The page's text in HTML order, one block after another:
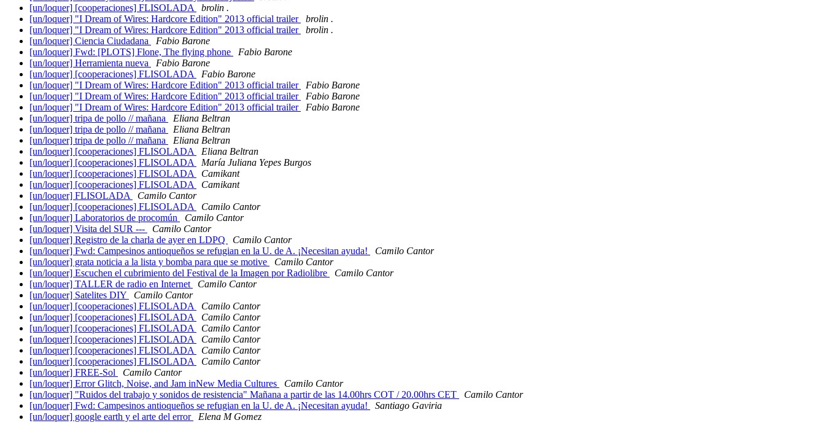
[un/loquer] [cooperaciones] FLISOLADA
brolin .
[un/loquer] "I Dream of Wires: Hardcore Edition" 2013 official trailer
brolin .
[un/loquer] "I Dream of Wires: Hardcore Edition" 2013 official trailer
brolin .
[un/loquer] Ciencia Ciudadana
Fabio Barone
[un/loquer] Fwd: [PLOTS] Flone, The flying phone
Fabio Barone
[un/loquer] Herramienta nueva
Fabio Barone
[un/loquer] [cooperaciones] FLISOLADA
Fabio Barone
[un/loquer] "I Dream of Wires: Hardcore Edition" 2013 official trailer
Fabio Barone
[un/loquer] "I Dream of Wires: Hardcore Edition" 2013 official trailer
Fabio Barone
[un/loquer] "I Dream of Wires: Hardcore Edition" 2013 official trailer
Fabio Barone
[un/loquer] tripa de pollo // mañana
Eliana Beltran
[un/loquer] tripa de pollo // mañana
Eliana Beltran
[un/loquer] tripa de pollo // mañana
Eliana Beltran
[un/loquer] [cooperaciones] FLISOLADA
Eliana Beltran
[un/loquer] [cooperaciones] FLISOLADA
María Juliana Yepes Burgos
[un/loquer] [cooperaciones] FLISOLADA
Camikant
[un/loquer] [cooperaciones] FLISOLADA
Camikant
[un/loquer] FLISOLADA
Camilo Cantor
[un/loquer] [cooperaciones] FLISOLADA
Camilo Cantor
[un/loquer] Laboratorios de procomún
Camilo Cantor
[un/loquer] Visita del SUR ---
Camilo Cantor
[un/loquer] Registro de la charla de ayer en LDPQ
Camilo Cantor
[un/loquer] Fwd: Campesinos antioqueños se refugian en la U. de A. ¡Necesitan ayuda!
Camilo Cantor
[un/loquer] grata noticia a la lista y bomba para que se motive
Camilo Cantor
[un/loquer] Escuchen el cubrimiento del Festival de la Imagen por Radiolibre
Camilo Cantor
[un/loquer] TALLER de radio en Internet
Camilo Cantor
[un/loquer] Satelites DIY
Camilo Cantor
[un/loquer] [cooperaciones] FLISOLADA
Camilo Cantor
[un/loquer] [cooperaciones] FLISOLADA
Camilo Cantor
[un/loquer] [cooperaciones] FLISOLADA
Camilo Cantor
[un/loquer] [cooperaciones] FLISOLADA
Camilo Cantor
[un/loquer] [cooperaciones] FLISOLADA
Camilo Cantor
[un/loquer] [cooperaciones] FLISOLADA
Camilo Cantor
[un/loquer] FREE-Sol
Camilo Cantor
[un/loquer] Error Glitch, Noise, and Jam inNew Media Cultures
Camilo Cantor
[un/loquer] "Ruidos del trabajo y sonidos de resistencia" Mañana a partir de las 14.00hrs COT / 20.00hrs CET
Camilo Cantor
[un/loquer] Fwd: Campesinos antioqueños se refugian en la U. de A. ¡Necesitan ayuda!
Santiago Gaviria
[un/loquer] google earth y el arte del error
Elena M Gomez